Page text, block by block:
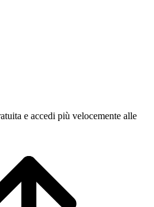
e accedi più velocemente alle